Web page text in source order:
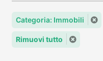
Categoria: Immobili
Rimuovi tutto